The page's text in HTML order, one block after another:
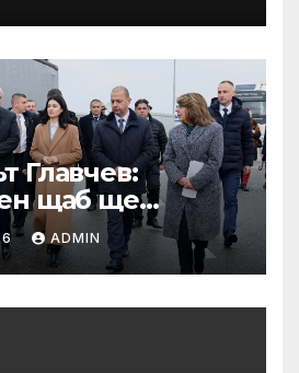
Главчев:
щаб ще
структурите
за да сме
ADMIN